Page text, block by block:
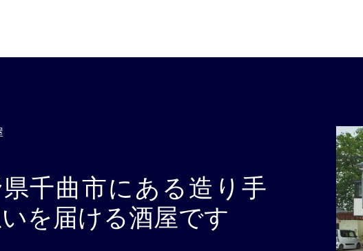
千曲市にある造り手
を届ける酒屋です